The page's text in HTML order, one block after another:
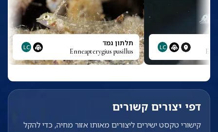
LC תלתון גמד
Enneapterygius pusillus
LC
דפי יצורים קשורים
קישורי טקסט ישירים ליצורים מאותו אזור מחיה, כדי להקל